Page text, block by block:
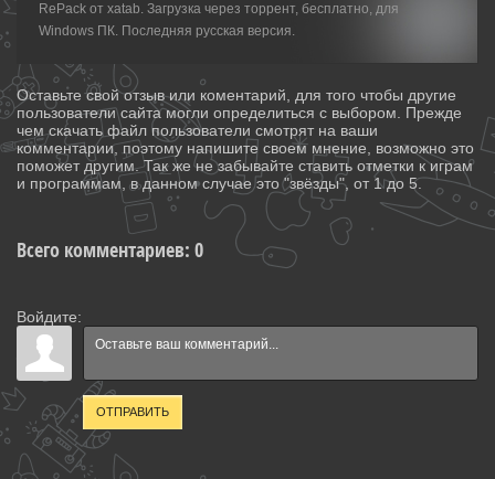
RePack от xatab. Загрузка через торрент, бесплатно, для
Windows ПК. Последняя русская версия.
Оставьте свой отзыв или коментарий, для того чтобы другие
пользователи сайта могли определиться с выбором. Прежде
чем скачать файл пользователи смотрят на ваши
комментарии, поэтому напишите своем мнение, возможно это
поможет другим. Так же не забывайте ставить отметки к играм
и программам, в данном случае это "звёзды", от 1 до 5.
Всего комментариев: 0
Войдите:
ОТПРАВИТЬ